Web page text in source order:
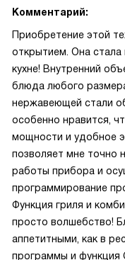
Комментарий:
Приобретение этой
открытием. Она
кухне! Внутренний
блюда любого
нержавеющей стали
особенно нравится,
мощности и удобное
позволяет мне точно
работы прибора и
программирование
Функция гриля и
просто волшебство!
аппетитными, как в
программы и функция